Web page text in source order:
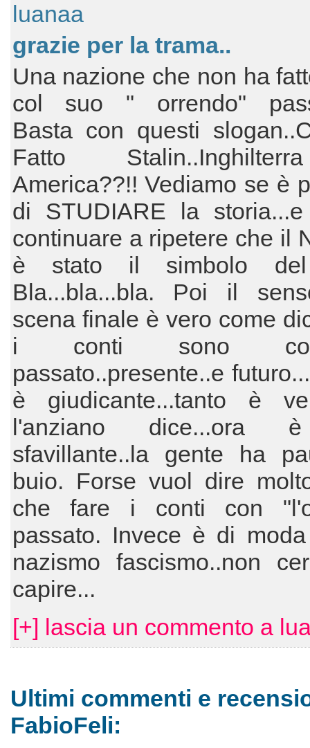
luanaa
grazie per la trama..
Una nazione che non ha
col suo " orrendo"
Basta con questi
Fatto
America??!! Vediamo se è
di STUDIARE la
continuare a ripetere che il
è stato il simbolo del
Bla...bla...bla. Poi il
scena finale è vero come
i conti sono
passato..presente..e
è giudicante...tanto è
l'anziano dice...ora
sfavillante..la gente ha
buio. Forse vuol dire
che fare i conti con
passato. Invece è di
nazismo fascismo..non
capire...
[+] lascia un commento a
Ultimi commenti e
FabioFeli: